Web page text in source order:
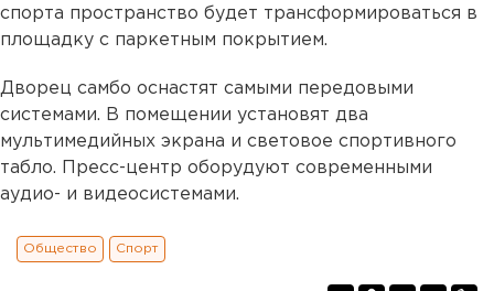
спорта пространство будет трансформироваться в
площадку с паркетным покрытием.
Дворец самбо оснастят самыми передовыми
системами. В помещении установят два
мультимедийных экрана и световое спортивного
табло. Пресс-центр оборудуют современными
аудио- и видеосистемами.
Общество Спорт